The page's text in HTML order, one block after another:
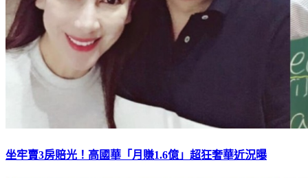
坐牢賣3房賠光！高國華「月賺1.6億」超狂奢華近況曝